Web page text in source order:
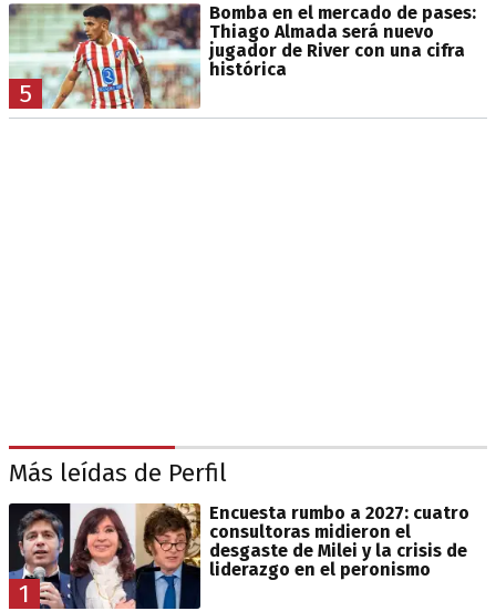
5
Bomba en el mercado de pases:
Thiago Almada será nuevo
jugador de River con una cifra
histórica
Más leídas de Perfil
1
Encuesta rumbo a 2027: cuatro
consultoras midieron el
desgaste de Milei y la crisis de
liderazgo en el peronismo